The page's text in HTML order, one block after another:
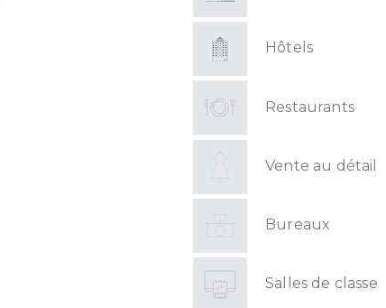
Hôtels
Restaurants
Vente au détail
Bureaux
Salles de classe